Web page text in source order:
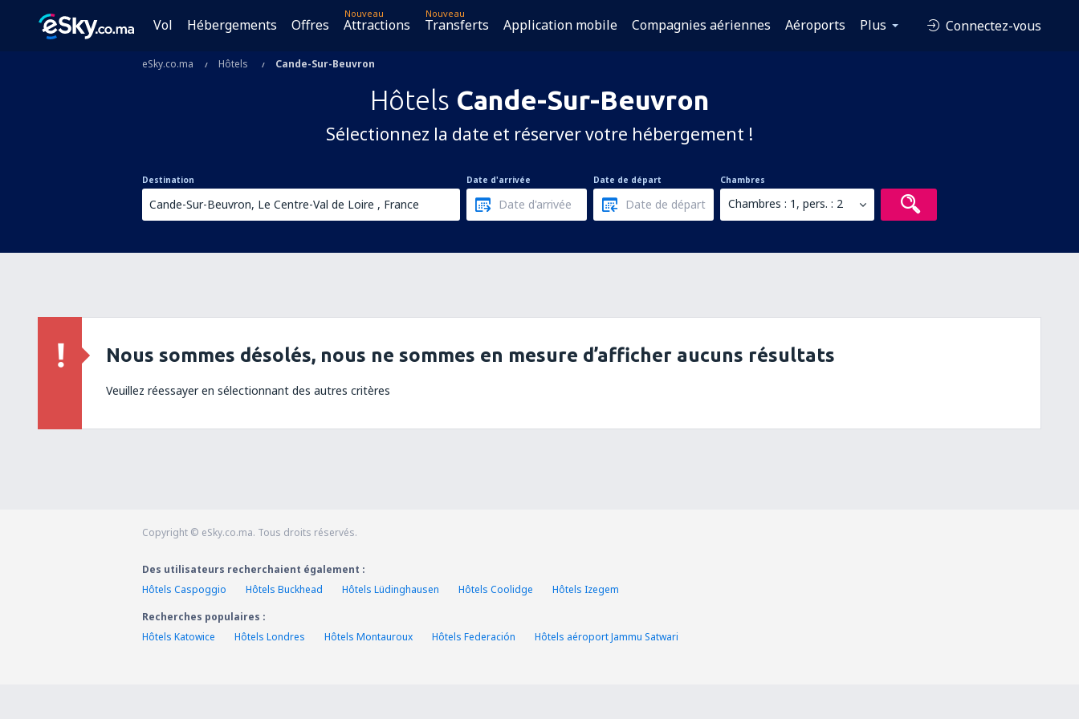
Vol Hébergements Offres
Nouveau
Attractions
Nouveau
Transferts Application mobile Compagnies aériennes Aéroports Plus Connectez-vous
eSky.co.ma Hôtels Cande-Sur-Beuvron
Hôtels Cande-Sur-Beuvron
Sélectionnez la date et réserver votre hébergement !
Destination Date d'arrivée Date de départ Chambres
Chambres : 1, pers. : 2
Nous sommes désolés, nous ne sommes en mesure d’afficher aucuns résultats
Veuillez réessayer en sélectionnant des autres critères
Copyright © eSky.co.ma. Tous droits réservés.
Des utilisateurs recherchaient également :
Hôtels Caspoggio
Hôtels Buckhead Hôtels Lüdinghausen Hôtels Coolidge
Hôtels Izegem
Recherches populaires :
Hôtels Katowice
Hôtels Londres Hôtels Montauroux Hôtels Federación Hôtels aéroport Jammu Satwari